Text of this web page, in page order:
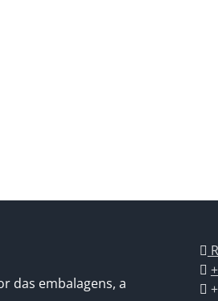
das embalagens, a